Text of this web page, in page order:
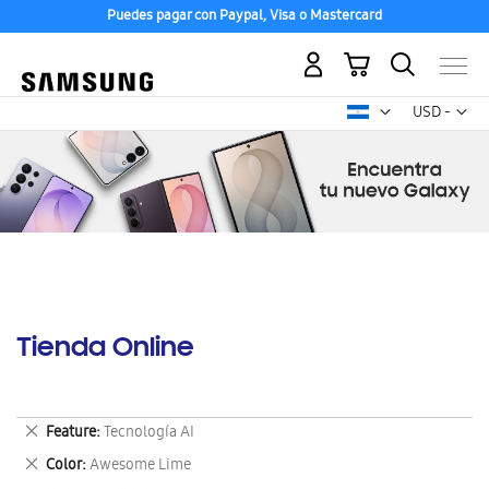
Puedes pagar con Paypal, Visa o Mastercard
USD -
dólar
Mi carrito
Tienda Online
Feature Tecnología AI
Eliminar
este
artículo
Color Awesome Lime
Eliminar